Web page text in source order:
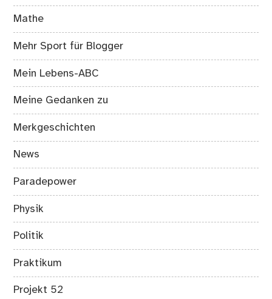
Mathe
Mehr Sport für Blogger
Mein Lebens-ABC
Meine Gedanken zu
Merkgeschichten
News
Paradepower
Physik
Politik
Praktikum
Projekt 52